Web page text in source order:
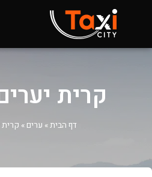
קרית
דף הבית» ערים » קרית